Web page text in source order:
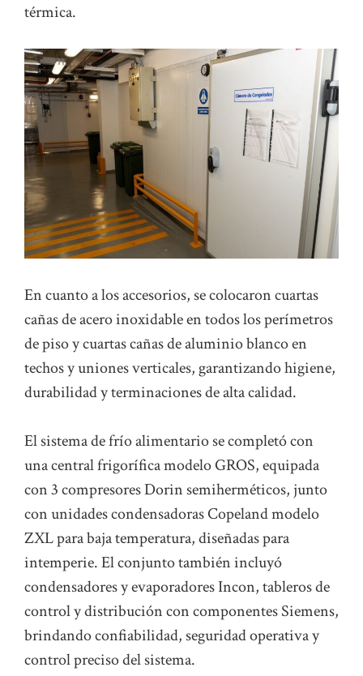
térmica.
En cuanto a los accesorios, se colocaron cuartas
cañas de acero inoxidable en todos los perímetros
de piso y cuartas cañas de aluminio blanco en
techos y uniones verticales, garantizando higiene,
durabilidad y terminaciones de alta calidad.
El sistema de frío alimentario se completó con
una central frigorífica modelo GROS, equipada
con 3 compresores Dorin semiherméticos, junto
con unidades condensadoras Copeland modelo
ZXL para baja temperatura, diseñadas para
intemperie. El conjunto también incluyó
condensadores y evaporadores Incon, tableros de
control y distribución con componentes Siemens,
brindando confiabilidad, seguridad operativa y
control preciso del sistema.